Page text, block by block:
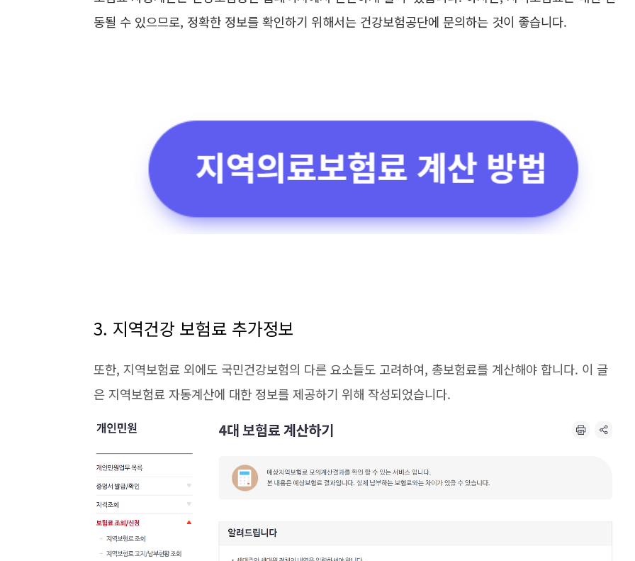
동될 수 있으므로, 정확한 정보를 확인하기 위해서는 건강보험공단에 문의하는 것이 좋습니다.
3. 지역건강 보험료 추가정보
또한, 지역보험료 외에도 국민건강보험의 다른 요소들도 고려하여, 총보험료를 계산해야 합니다. 이 글
은 지역보험료 자동계산에 대한 정보를 제공하기 위해 작성되었습니다.